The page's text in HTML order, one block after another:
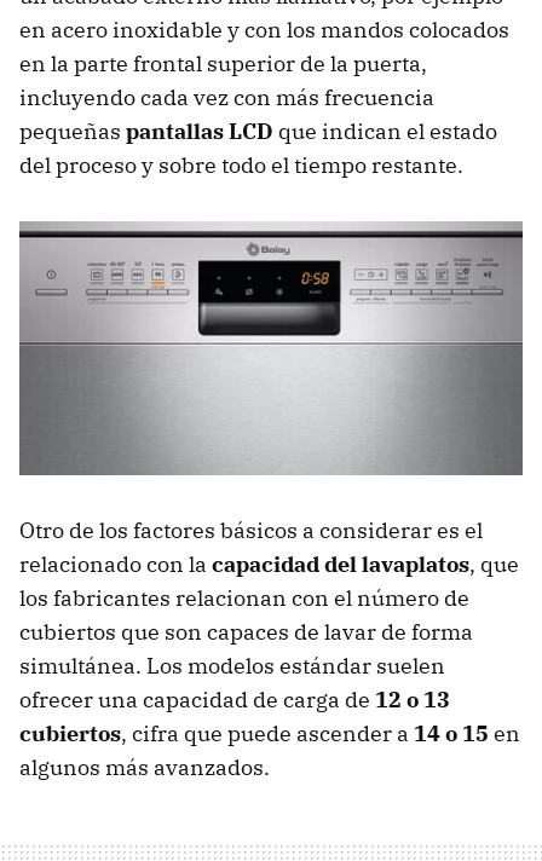
en acero inoxidable y con los mandos colocados
en la parte frontal superior de la puerta,
incluyendo cada vez con más frecuencia
pequeñas pantallas LCD que indican el estado
del proceso y sobre todo el tiempo restante.
Otro de los factores básicos a considerar es el
relacionado con la capacidad del lavaplatos, que
los fabricantes relacionan con el número de
cubiertos que son capaces de lavar de forma
simultánea. Los modelos estándar suelen
ofrecer una capacidad de carga de 12 o 13
cubiertos, cifra que puede ascender a 14 o 15 en
algunos más avanzados.